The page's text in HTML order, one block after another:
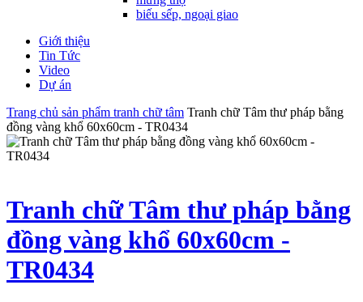
biếu sếp, ngoại giao
Giới thiệu
Tin Tức
Video
Dự án
Trang chủ sản phẩm tranh chữ tâm Tranh chữ Tâm thư pháp bằng
đồng vàng khổ 60x60cm - TR0434
Tranh chữ Tâm thư pháp bằng
đồng vàng khổ 60x60cm -
TR0434